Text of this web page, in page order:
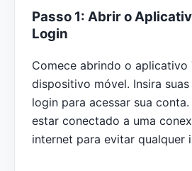
Passo 1: Abrir o
Login
Comece abrindo o aplicativo
dispositivo móvel. Insira
login para acessar sua
estar conectado a uma
internet para evitar qualquer